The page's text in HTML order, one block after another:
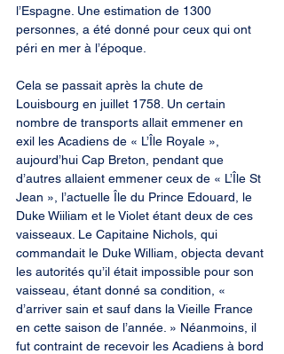
l’Espagne. Une estimation de 1300
personnes, a été donné pour ceux qui ont
péri en mer à l’époque.
Cela se passait après la chute de
Louisbourg en juillet 1758. Un certain
nombre de transports allait emmener en
exil les Acadiens de « L’Île Royale »,
aujourd’hui Cap Breton, pendant que
d’autres allaient emmener ceux de « L’Île St
Jean », l’actuelle Île du Prince Edouard, le
Duke Wiiliam et le Violet étant deux de ces
vaisseaux. Le Capitaine Nichols, qui
commandait le Duke William, objecta devant
les autorités qu’il était impossible pour son
vaisseau, étant donné sa condition, «
d’arriver sain et sauf dans la Vieille France
en cette saison de l’année. » Néanmoins, il
fut contraint de recevoir les Acadiens à bord